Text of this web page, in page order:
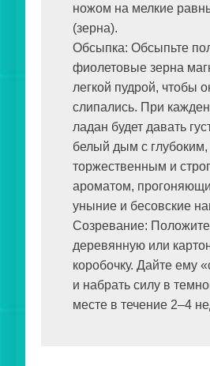
ножом на мелкие
(зерна).
Обсыпка: Обсыпьте
фиолетовые зерна
легкой пудрой, чтобы
слипались. При
ладан будет давать
белый дым с глубоким,
торжественным и
ароматом,
уныние и бесовские
Созревание:
деревянную или
коробочку. Дайте ему
и набрать силу в
месте в течение 2–4